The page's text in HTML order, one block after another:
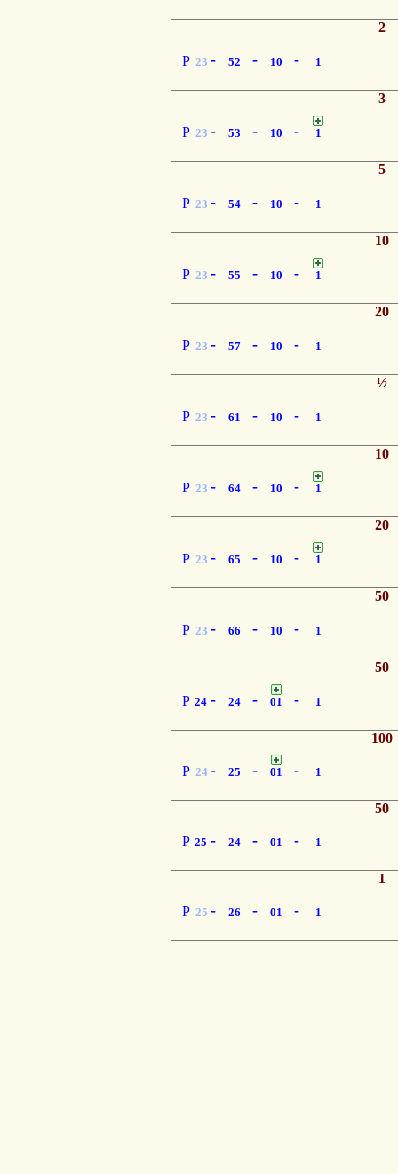
P 23 - 52 - 10 - 1
2
P 23 - 53 - 10 - 1
3
P 23 - 54 - 10 - 1
5
P 23 - 55 - 10 - 1
10
P 23 - 57 - 10 - 1
20
P 23 - 61 - 10 - 1
½
P 23 - 64 - 10 - 1
10
P 23 - 65 - 10 - 1
20
P 23 - 66 - 10 - 1
50
P 24 - 24 - 01 - 1
50
P 24 - 25 - 01 - 1
100
P 25 - 24 - 01 - 1
50
P 25 - 26 - 01 - 1
1